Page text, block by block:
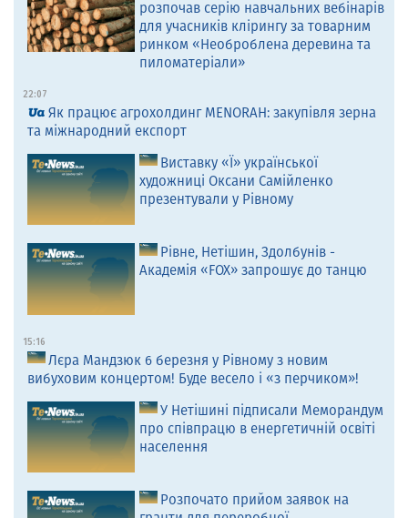
розпочав серію навчальних вебінарів
для учасників клірингу за товарним
ринком «Необроблена деревина та
пиломатеріали»
22:07
Як працює агрохолдинг MENORAH: закупівля зерна
та міжнародний експорт
Виставку «Ї» української
художниці Оксани Самійленко
презентували у Рівному
Рівне, Нетішин, Здолбунів -
Академія «FOX» запрошує до танцю
15:16
Лєра Мандзюк 6 березня у Рівному з новим
вибуховим концертом! Буде весело і «з перчиком»!
У Нетішині підписали Меморандум
про співпрацю в енергетичній освіті
населення
Розпочато прийом заявок на